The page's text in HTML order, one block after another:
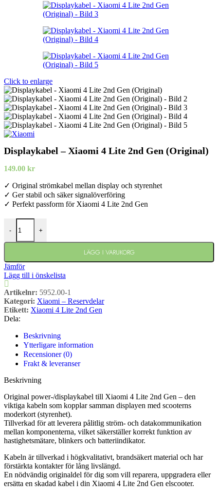
Click to enlarge
Displaykabel – Xiaomi 4 Lite 2nd Gen (Original)
149.00 kr
✓ Original strömkabel mellan display och styrenhet
✓ Ger stabil och säker signalöverföring
✓ Perfekt passform för Xiaomi 4 Lite 2nd Gen
- +
LÄGG I VARUKORG
Jämför
Lägg till i önskelista
Artikelnr: 5952.00-1
Kategori: Xiaomi – Reservdelar
Etikett: Xiaomi 4 Lite 2nd Gen
Dela:
Beskrivning
Ytterligare information
Recensioner (0)
Frakt & leveranser
Beskrivning
Original power-/displaykabel till Xiaomi 4 Lite 2nd Gen – den
viktiga kabeln som kopplar samman displayen med scooterns
moderkort (styrenhet).
Tillverkad för att leverera pålitlig ström- och datakommunikation
mellan komponenterna, vilket säkerställer korrekt funktion av
hastighetsmätare, blinkers och batteriindikator.
Kabeln är tillverkad i högkvalitativt, brandsäkert material och har
förstärkta kontakter för lång livslängd.
En nödvändig originaldel för dig som vill reparera, uppgradera eller
ersätta en skadad kabel i din Xiaomi 4 Lite 2nd Gen elscooter.